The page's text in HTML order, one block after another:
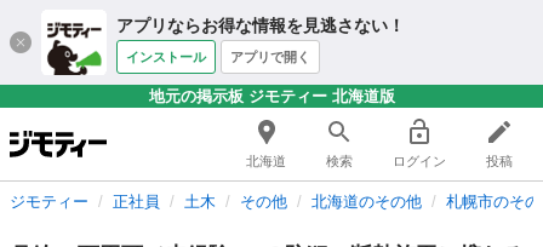
アプリならお得な情報を見逃さない！
インストール アプリで開く
地元の掲示板 ジモティー 北海道版
北海道 検索 ログイン 投稿
ジモティー 正社員 土木 その他 北海道のその他 札幌市のそ